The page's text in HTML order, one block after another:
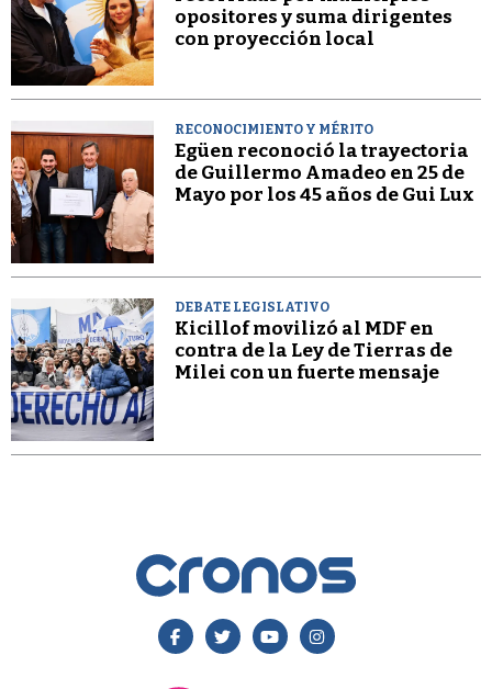
opositores y suma dirigentes
con proyección local
RECONOCIMIENTO Y MÉRITO
Egüen reconoció la trayectoria
de Guillermo Amadeo en 25 de
Mayo por los 45 años de Gui Lux
DEBATE LEGISLATIVO
Kicillof movilizó al MDF en
contra de la Ley de Tierras de
Milei con un fuerte mensaje